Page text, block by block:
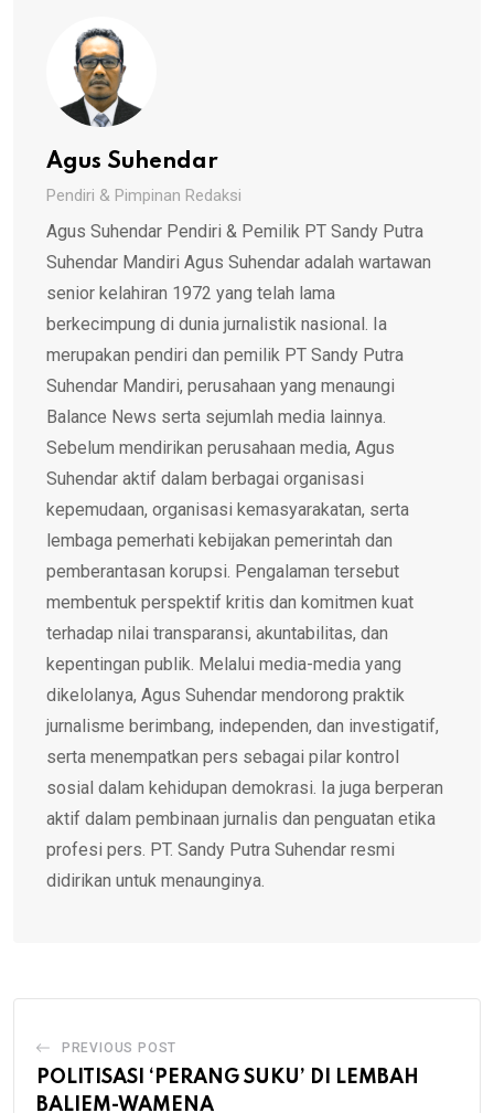
Agus Suhendar
Pendiri & Pimpinan Redaksi
Agus Suhendar Pendiri & Pemilik PT Sandy Putra
Suhendar Mandiri Agus Suhendar adalah wartawan
senior kelahiran 1972 yang telah lama
berkecimpung di dunia jurnalistik nasional. Ia
merupakan pendiri dan pemilik PT Sandy Putra
Suhendar Mandiri, perusahaan yang menaungi
Balance News serta sejumlah media lainnya.
Sebelum mendirikan perusahaan media, Agus
Suhendar aktif dalam berbagai organisasi
kepemudaan, organisasi kemasyarakatan, serta
lembaga pemerhati kebijakan pemerintah dan
pemberantasan korupsi. Pengalaman tersebut
membentuk perspektif kritis dan komitmen kuat
terhadap nilai transparansi, akuntabilitas, dan
kepentingan publik. Melalui media-media yang
dikelolanya, Agus Suhendar mendorong praktik
jurnalisme berimbang, independen, dan investigatif,
serta menempatkan pers sebagai pilar kontrol
sosial dalam kehidupan demokrasi. Ia juga berperan
aktif dalam pembinaan jurnalis dan penguatan etika
profesi pers. PT. Sandy Putra Suhendar resmi
didirikan untuk menaunginya.
PREVIOUS POST
POLITISASI ‘PERANG SUKU’ DI LEMBAH
BALIEM-WAMENA